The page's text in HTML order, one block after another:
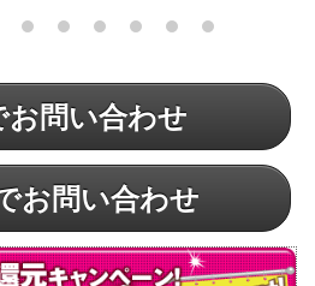
お問い合わせ
お問い合わせ